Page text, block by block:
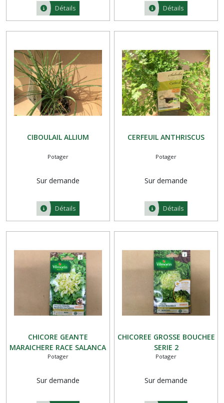
Détails Détails
CIBOULAIL ALLIUM
Potager
Sur demande
Détails
CERFEUIL ANTHRISCUS
Potager
Sur demande
Détails
CHICORE GEANTE
MARAICHERE RACE SALANCA
SERIE 2
Potager
Sur demande
CHICOREE GROSSE BOUCHEE
SERIE 2
Potager
Sur demande